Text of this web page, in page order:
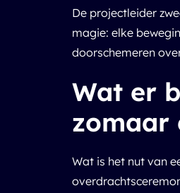
De projectleider
magie: elke
doorschemeren
Wat er
zomaar
Wat is het nut van